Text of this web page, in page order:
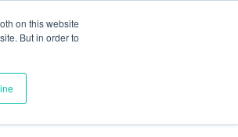
on this website
But in order to